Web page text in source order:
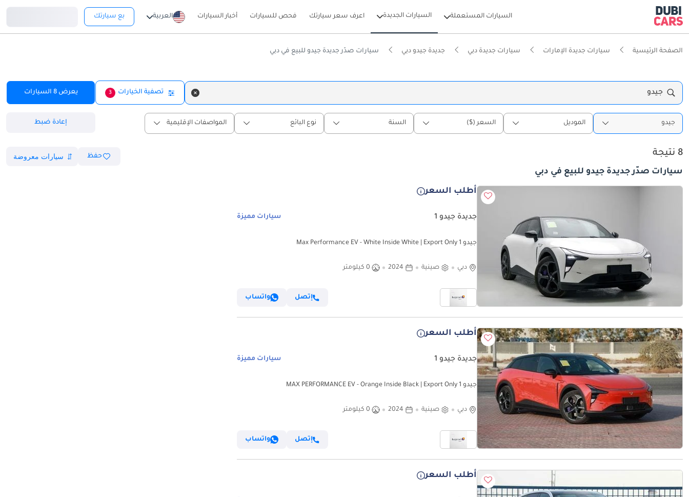
السيارات المستعملة السيارات الجديدة اعرف سعر سيارتك فحص للسيارات أخبار السيارات العربية بع سيارتك
الصفحة الرئيسية سيارات جديدة الإمارات سيارات جديدة دبي جديدة جيدو دبي سيارات صدّر جديدة جيدو للبيع في دبي
جيدو تصفية الخيارات 3 يعرض8 السيارات
جيدو الموديل السعر ($) السنة نوع البائع المواصفات الإقليمية إعادة ضبط
8 نتيجة حفظ
سيارات صدّر جديدة جيدو للبيع في دبي
أطلب السعر
جديدة جيدو 1 سيارات مميزة
جيدو 1 Max Performance EV - White Inside White | Export Only
دبي صينية 2024 0 كيلومتر
إتصل واتساب
أطلب السعر
جديدة جيدو 1 سيارات مميزة
جيدو 1 MAX PERFORMANCE EV - Orange Inside Black | Export Only
دبي صينية 2024 0 كيلومتر
إتصل واتساب
أطلب السعر